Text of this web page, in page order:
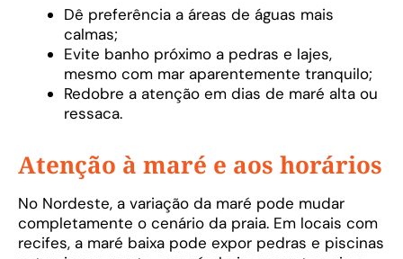
Dê preferência a áreas de águas mais
calmas;
Evite banho próximo a pedras e lajes,
mesmo com mar aparentemente tranquilo;
Redobre a atenção em dias de maré alta ou
ressaca.
Atenção à maré e aos horários
No Nordeste, a variação da maré pode mudar
completamente o cenário da praia. Em locais com
recifes, a maré baixa pode expor pedras e piscinas